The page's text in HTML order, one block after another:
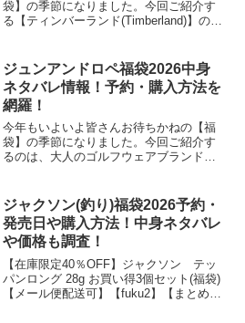
袋】の季節になりました。今回ご紹介す
る【ティンバーランド(Timberland)】の福
かびますが、ハイキングや登山などの強
い味方です...
ジュンアンドロペ福袋2026中身
ネタバレ情報！予約・購入方法を
網羅！
今年もいよいよ皆さんお待ちかねの【福
袋】の季節になりました。今回ご紹介す
るのは、大人のゴルフウェアブランドと
2010年に日本で創業した、シンプルでス
タイリッシュなデザイ...
ジャクソン(釣り)福袋2026予約・
発売日や購入方法！中身ネタバレ
や価格も調査！
【在庫限定40％OFF】ジャクソン テッ
パンロング 28g お買い得3個セット(福袋)
【メール便配送可】【fuku2】【まとめ送